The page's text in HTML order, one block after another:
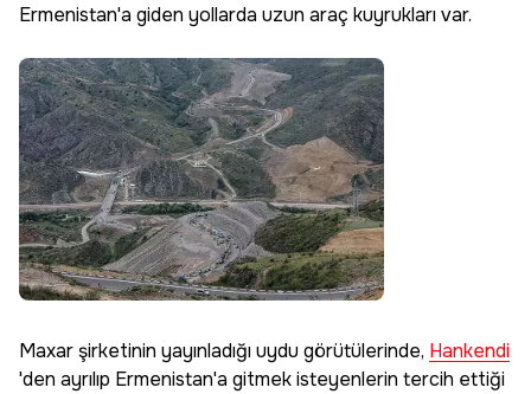
Ermenistan'a giden yollarda uzun araç kuyrukları var.
Maxar şirketinin yayınladığı uydu görütülerinde, Hankendi
'den ayrılıp Ermenistan'a gitmek isteyenlerin tercih ettiği